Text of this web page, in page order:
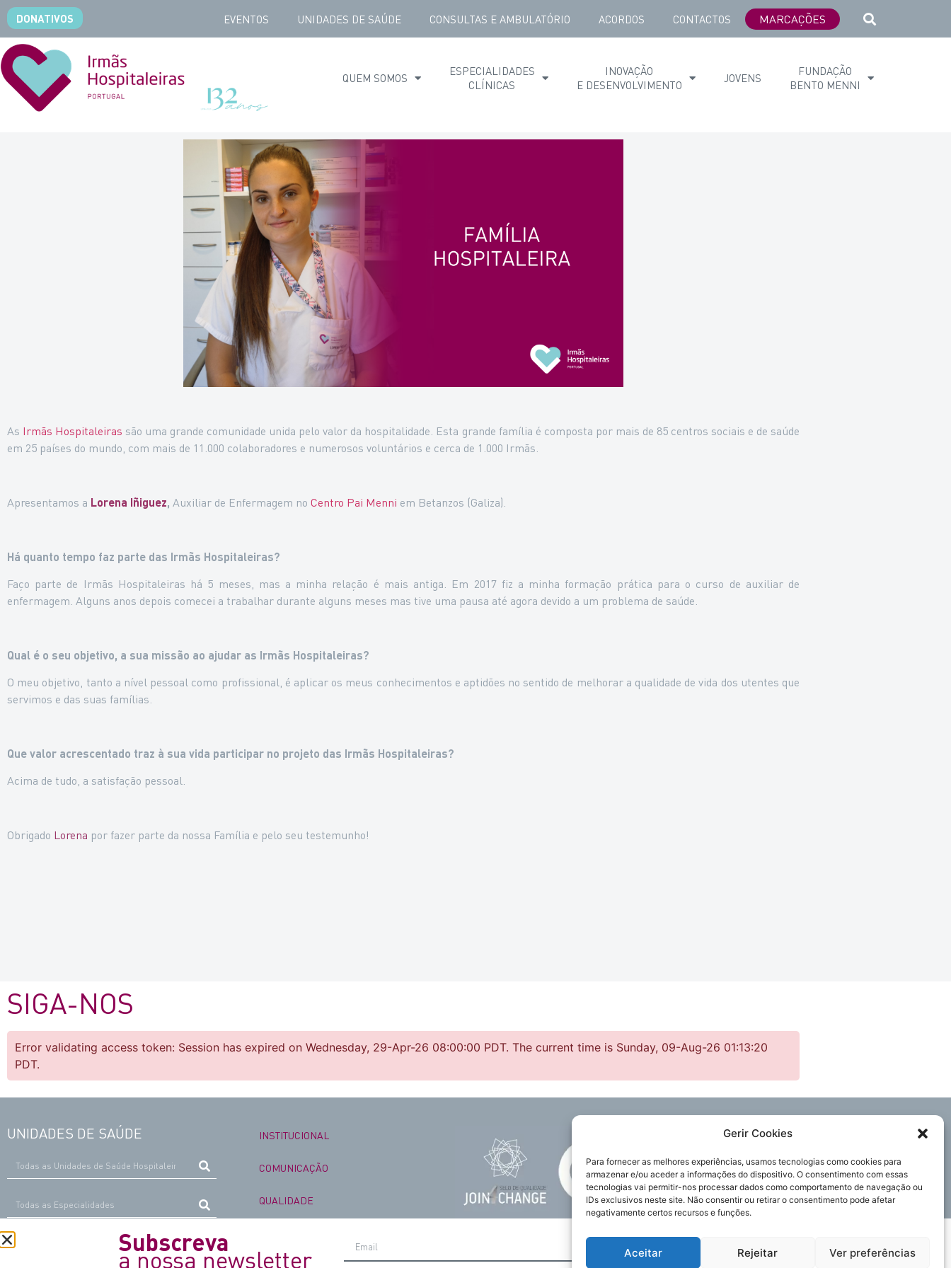
Gerir Cookies
Para fornecer as melhores experiências, usamos tecnologias como cookies para
armazenar e/ou aceder a informações do dispositivo. O consentimento com essas
tecnologias vai permitir-nos processar dados como comportamento de navegação ou
IDs exclusivos neste site. Não consentir ou retirar o consentimento pode afetar
negativamente certos recursos e funções.
Aceitar Rejeitar Ver preferências
DONATIVOS EVENTOS UNIDADES DE SAÚDE CONSULTAS E AMBULATÓRIO ACORDOS CONTACTOS MARCAÇÕES
QUEM SOMOS
ESPECIALIDADES
CLÍNICAS
INOVAÇÃO
E DESENVOLVIMENTO
JOVENS
FUNDAÇÃO
BENTO MENNI
As Irmãs Hospitaleiras são uma grande comunidade unida pelo valor da hospitalidade. Esta grande família é composta por mais de 85 centros sociais e de saúde
em 25 países do mundo, com mais de 11.000 colaboradores e numerosos voluntários e cerca de 1.000 Irmãs.
Apresentamos a Lorena Iñiguez, Auxiliar de Enfermagem no Centro Pai Menni em Betanzos (Galiza).
Há quanto tempo faz parte das Irmãs Hospitaleiras?
Faço parte de Irmãs Hospitaleiras há 5 meses, mas a minha relação é mais antiga. Em 2017 fiz a minha formação prática para o curso de auxiliar de
enfermagem. Alguns anos depois comecei a trabalhar durante alguns meses mas tive uma pausa até agora devido a um problema de saúde.
Qual é o seu objetivo, a sua missão ao ajudar as Irmãs Hospitaleiras?
O meu objetivo, tanto a nível pessoal como profissional, é aplicar os meus conhecimentos e aptidões no sentido de melhorar a qualidade de vida dos utentes que
servimos e das suas famílias.
Que valor acrescentado traz à sua vida participar no projeto das Irmãs Hospitaleiras?
Acima de tudo, a satisfação pessoal.
Obrigado Lorena por fazer parte da nossa Família e pelo seu testemunho!
SIGA-NOS
Error validating access token: Session has expired on Wednesday, 29-Apr-26 08:00:00 PDT. The current time is Sunday, 09-Aug-26 01:13:20
PDT.
UNIDADES DE SAÚDE
Lista
INSTITUCIONAL
COMUNICAÇÃO
QUALIDADE
VOLUNTARIADO
Acompanhe-nos
Política de Privacidade
Política de Cookies
Todos os direitos reservados.
Subscreva
a nossa newsletter